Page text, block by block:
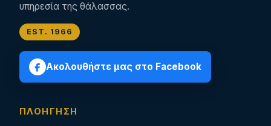
υπηρεσία της θάλασσας.
EST. 1966
Ακολουθήστε μας στο Facebook
ΠΛΟΉΓΗΣΗ